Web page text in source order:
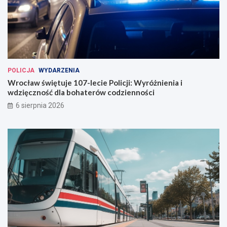
e
W
r
o
c
ł
w
i
u
POLICJA WYDARZENIA
Wrocław świętuje 107-lecie Policji: Wyróżnienia i
wdzięczność dla bohaterów codzienności
6 sierpnia 2026